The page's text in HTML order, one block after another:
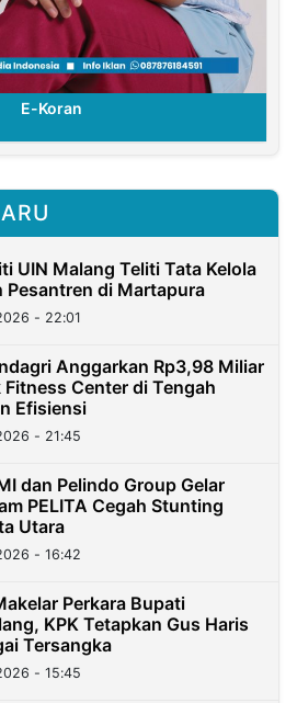
E-Koran
UIN Malang Teliti Tata Kelola
Pesantren di Martapura
- 22:01
Anggarkan Rp3,98 Miliar
Center di Tengah
Efisiensi
- 21:45
dan Pelindo Group Gelar
PELITA Cegah Stunting
Utara
- 16:42
Perkara Bupati
KPK Tetapkan Gus Haris
Tersangka
- 15:45